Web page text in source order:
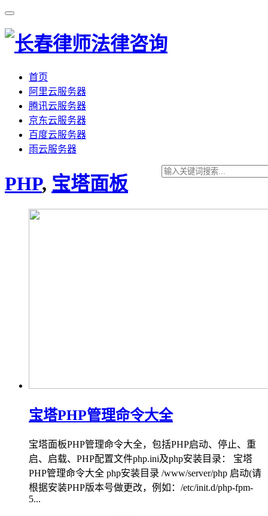
首页
阿里云服务器
腾讯云服务器
京东云服务器
百度云服务器
雨云服务器
PHP, 宝塔面板
宝塔PHP管理命令大全
宝塔面板PHP管理命令大全，包括PHP启动、停止、重
启、启载、PHP配置文件php.ini及php安装目录： 宝塔
PHP管理命令大全 php安装目录 /www/server/php 启动(请
根据安装PHP版本号做更改，例如：/etc/init.d/php-fpm-
5...